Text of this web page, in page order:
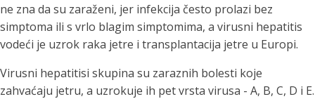
ne zna da su zaraženi, jer infekcija često prolazi bez
simptoma ili s vrlo blagim simptomima, a virusni hepatitis
vodeći je uzrok raka jetre i transplantacija jetre u Europi.
Virusni hepatitisi skupina su zaraznih bolesti koje
zahvaćaju jetru, a uzrokuje ih pet vrsta virusa - A, B, C, D i E.